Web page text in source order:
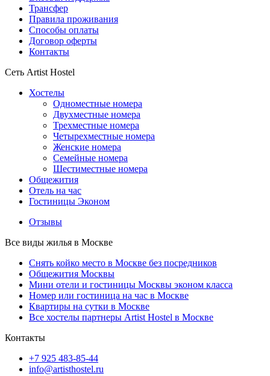
Трансфер
Правила проживания
Способы оплаты
Договор оферты
Контакты
Сеть Artist Hostel
Хостелы
Одноместные номера
Двухместные номера
Трехместные номера
Четырехместные номера
Женские номера
Семейные номера
Шестиместные номера
Общежития
Отель на час
Гостиницы Эконом
Отзывы
Все виды жилья в Москве
Снять койко место в Москве без посредников
Общежития Москвы
Мини отели и гостиницы Москвы эконом класса
Номер или гостиница на час в Москве
Квартиры на сутки в Москве
Все хостелы партнеры Artist Hostel в Москве
Контакты
+7 925 483-85-44
info@artisthostel.ru